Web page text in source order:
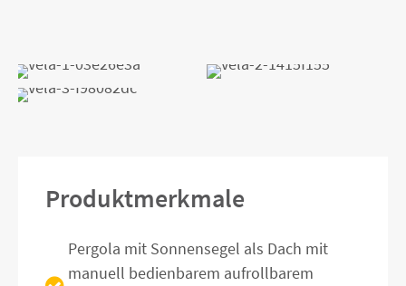
Produktmerkmale
Pergola mit Sonnensegel als Dach mit
manuell bedienbarem aufrollbarem